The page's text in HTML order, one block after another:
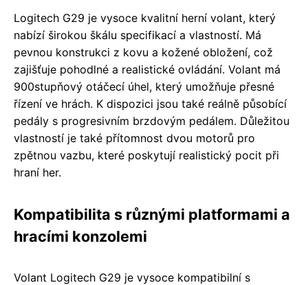
Logitech G29 je vysoce kvalitní herní volant, který
nabízí širokou škálu specifikací a vlastností. Má
pevnou konstrukci z kovu a kožené obložení, což
zajišťuje pohodlné a realistické ovládání. Volant má
900stupňový otáčecí úhel, který umožňuje přesné
řízení ve hrách. K dispozici jsou také reálně působící
pedály s progresivním brzdovým pedálem. Důležitou
vlastností je také přítomnost dvou motorů pro
zpětnou vazbu, které poskytují realistický pocit při
hraní her.
Kompatibilita s různými platformami a
hracími konzolemi
Volant Logitech G29 je vysoce kompatibilní s